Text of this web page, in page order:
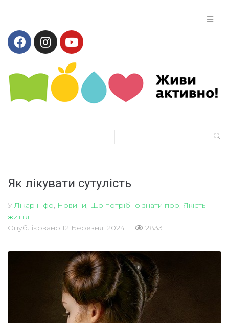
Як лікувати сутулість
У Лікар інфо Новини Що потрібно знати про Якість
життя
Опубліковано 12 Березня, 2024 2833